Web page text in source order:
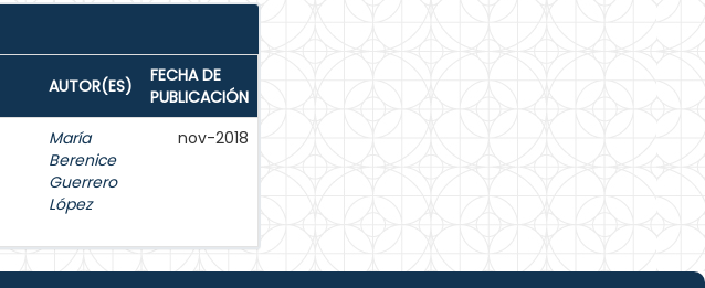
AUTOR(ES)
FECHA DE
PUBLICACIÓN
María
Berenice
Guerrero
López
nov-2018